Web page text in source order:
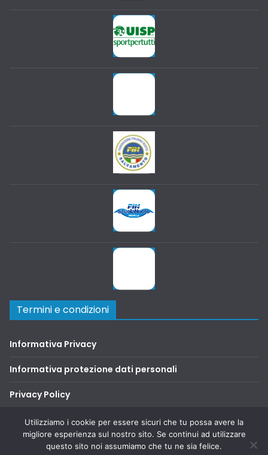
Termini e condizioni
Informativa Privacy
Informativa protezione dati personali
Privacy Policy
Terms and Conditions
Utilizziamo i cookie per essere sicuri che tu possa avere la
migliore esperienza sul nostro sito. Se continui ad utilizzare
questo sito noi assumiamo che tu ne sia felice.